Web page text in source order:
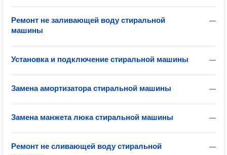
—
Ремонт не заливающей воду стиральной
машины
—
Установка и подключение стиральной машины
—
Замена амортизатора стиральной машины
—
Замена манжета люка стиральной машины
—
Ремонт не сливающей воду стиральной